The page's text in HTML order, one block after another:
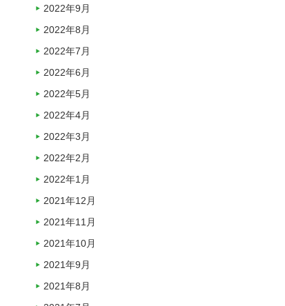
2022年9月
2022年8月
2022年7月
2022年6月
2022年5月
2022年4月
2022年3月
2022年2月
2022年1月
2021年12月
2021年11月
2021年10月
2021年9月
2021年8月